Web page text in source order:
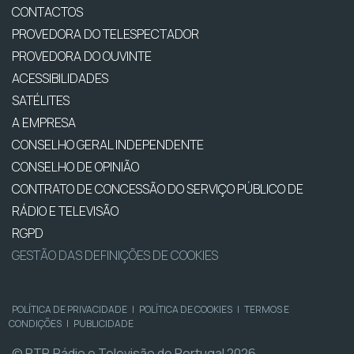
CONTACTOS
PROVEDORA DO TELESPECTADOR
PROVEDORA DO OUVINTE
ACESSIBILIDADES
SATÉLITES
A EMPRESA
CONSELHO GERAL INDEPENDENTE
CONSELHO DE OPINIÃO
CONTRATO DE CONCESSÃO DO SERVIÇO PÚBLICO DE
RÁDIO E TELEVISÃO
RGPD
GESTÃO DAS DEFINIÇÕES DE COOKIES
POLÍTICA DE PRIVACIDADE | POLÍTICA DE COOKIES | TERMOS E
CONDIÇÕES | PUBLICIDADE